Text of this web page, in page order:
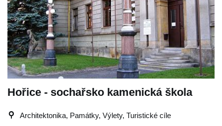
Hořice - sochařsko kamenická škola
Architektonika, Památky, Výlety, Turistické cíle